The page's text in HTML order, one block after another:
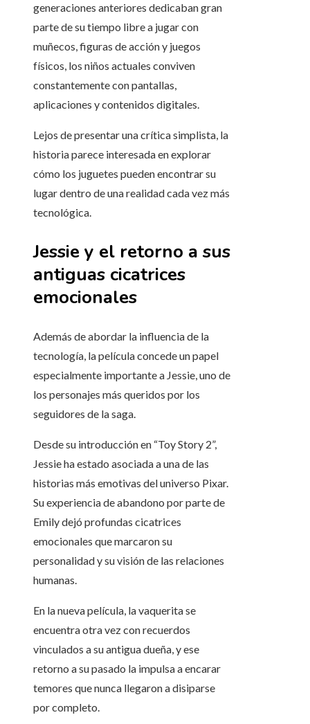
generaciones anteriores dedicaban gran
parte de su tiempo libre a jugar con
muñecos, figuras de acción y juegos
físicos, los niños actuales conviven
constantemente con pantallas,
aplicaciones y contenidos digitales.
Lejos de presentar una crítica simplista, la
historia parece interesada en explorar
cómo los juguetes pueden encontrar su
lugar dentro de una realidad cada vez más
tecnológica.
Jessie y el retorno a sus
antiguas cicatrices
emocionales
Además de abordar la influencia de la
tecnología, la película concede un papel
especialmente importante a Jessie, uno de
los personajes más queridos por los
seguidores de la saga.
Desde su introducción en “Toy Story 2”,
Jessie ha estado asociada a una de las
historias más emotivas del universo Pixar.
Su experiencia de abandono por parte de
Emily dejó profundas cicatrices
emocionales que marcaron su
personalidad y su visión de las relaciones
humanas.
En la nueva película, la vaquerita se
encuentra otra vez con recuerdos
vinculados a su antigua dueña, y ese
retorno a su pasado la impulsa a encarar
temores que nunca llegaron a disiparse
por completo.